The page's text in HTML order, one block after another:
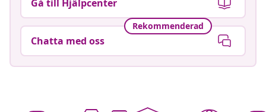
Gå till Hjälpcenter
Rekommenderad
Chatta med oss